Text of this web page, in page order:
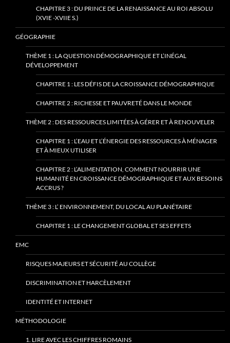
CHAPITRE 3 : DU PRINCE DE LA RENAISSANCE AU ROI ABSOLU
(XVIE -XVIIE S.)
GÉOGRAPHIE
THÈME 1 : LA QUESTION DÉMOGRAPHIQUE ET L’INÉGAL
DÉVELOPPEMENT
CHAPITRE 1 : LES DÉFIS DE LA CROISSANCE DÉMOGRAPHIQUE
CHAPITRE 2 : RICHESSE ET PAUVRETÉ DANS LE MONDE
THÈME 2 : DES RESSOURCES LIMITÉES À GÉRER ET À RENOUVELER
CHAPITRE 1 : L’EAU ET L’ÉNERGIE DES RESSOURCES À MÉNAGER
ET À MIEUX UTILISER
CHAPITRE 2 : L’ALIMENTATION, COMMENT NOURRIR UNE
HUMANITÉ EN CROISSANCE DÉMOGRAPHIQUE ET AUX BESOINS
ACCRUS ?
THÈME 3 : L’ ENVIRONNEMENT, DU LOCAL AU PLANÉTAIRE
CHAPITRE 1 : LE CHANGEMENT GLOBAL ET SES EFFETS
EMC
RISQUES MAJEURS ET SÉCURITÉ AU COLLÈGE
DISCRIMINATION ET HARCÈLEMENT
IDENTITÉ ET INTERNET
MÉTHODOLOGIE
1. LIRE AVEC LES CHIFFRES ROMAINS